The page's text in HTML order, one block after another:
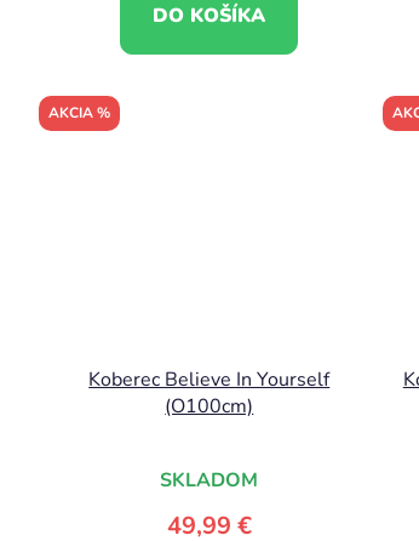
DO KOŠÍKA
AKCIA %
Koberec Believe In Yourself
(O100cm)
SKLADOM
49,99 €